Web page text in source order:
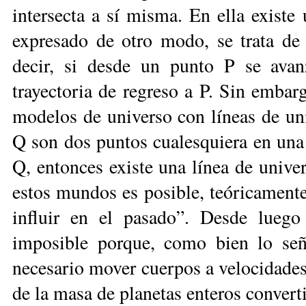
intersecta a sí misma. En ella
expresado de otro modo, se trata
decir, si desde un punto P se
trayectoria de regreso a P. Sin
modelos de universo con líneas de
Q son dos puntos cualesquiera en
Q, entonces existe una línea de
estos mundos es posible,
influir en el pasado”. Desde
imposible porque, como bien lo
necesario mover cuerpos a
de la masa de planetas enteros